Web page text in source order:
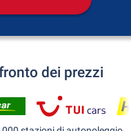
dei prezzi